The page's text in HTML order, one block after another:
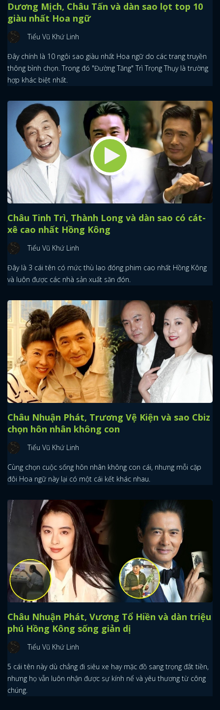
Dương Mịch, Châu Tấn và dàn sao lọt top 10
giàu nhất Hoa ngữ
Tiểu Vũ Khứ Linh
Đây chính là 10 ngôi sao giàu nhất Hoa ngữ do các trang truyền
thông bình chọn. Trong đó "Đường Tăng" Trì Trọng Thụy là trường
hợp khác biệt nhất.
Châu Tinh Trì, Thành Long và dàn sao có cát-
xê cao nhất Hồng Kông
Tiểu Vũ Khứ Linh
Đây là 3 cái tên có mức thù lao đóng phim cao nhất Hồng Kông
và luôn được các nhà sản xuất săn đón.
Châu Nhuận Phát, Trương Vệ Kiện và sao Cbiz
chọn hôn nhân không con
Tiểu Vũ Khứ Linh
Cùng chọn cuộc sống hôn nhân không con cái, nhưng mỗi cặp
đôi Hoa ngữ này lại có một cái kết khác nhau.
Châu Nhuận Phát, Vương Tổ Hiền và dàn triệu
phú Hồng Kông sống giản dị
Tiểu Vũ Khứ Linh
5 cái tên này dù chẳng đi siêu xe hay mặc đồ sang trọng đắt tiền,
nhưng họ vẫn luôn nhận được sự kính nể và yêu thương từ công
chúng.